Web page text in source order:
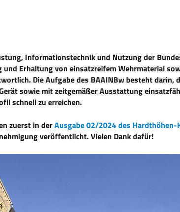
Informationstechnik und Nutzung der
Erhaltung von einsatzreifem Wehrmaterial
Die Aufgabe des BAAINBw besteht darin,
sowie mit zeitgemäßer Ausstattung
schnell zu erreichen.
zuerst in derAusgabe 02/2024 des Hardthöhen-
veröffentlicht. Vielen Dank dafür!